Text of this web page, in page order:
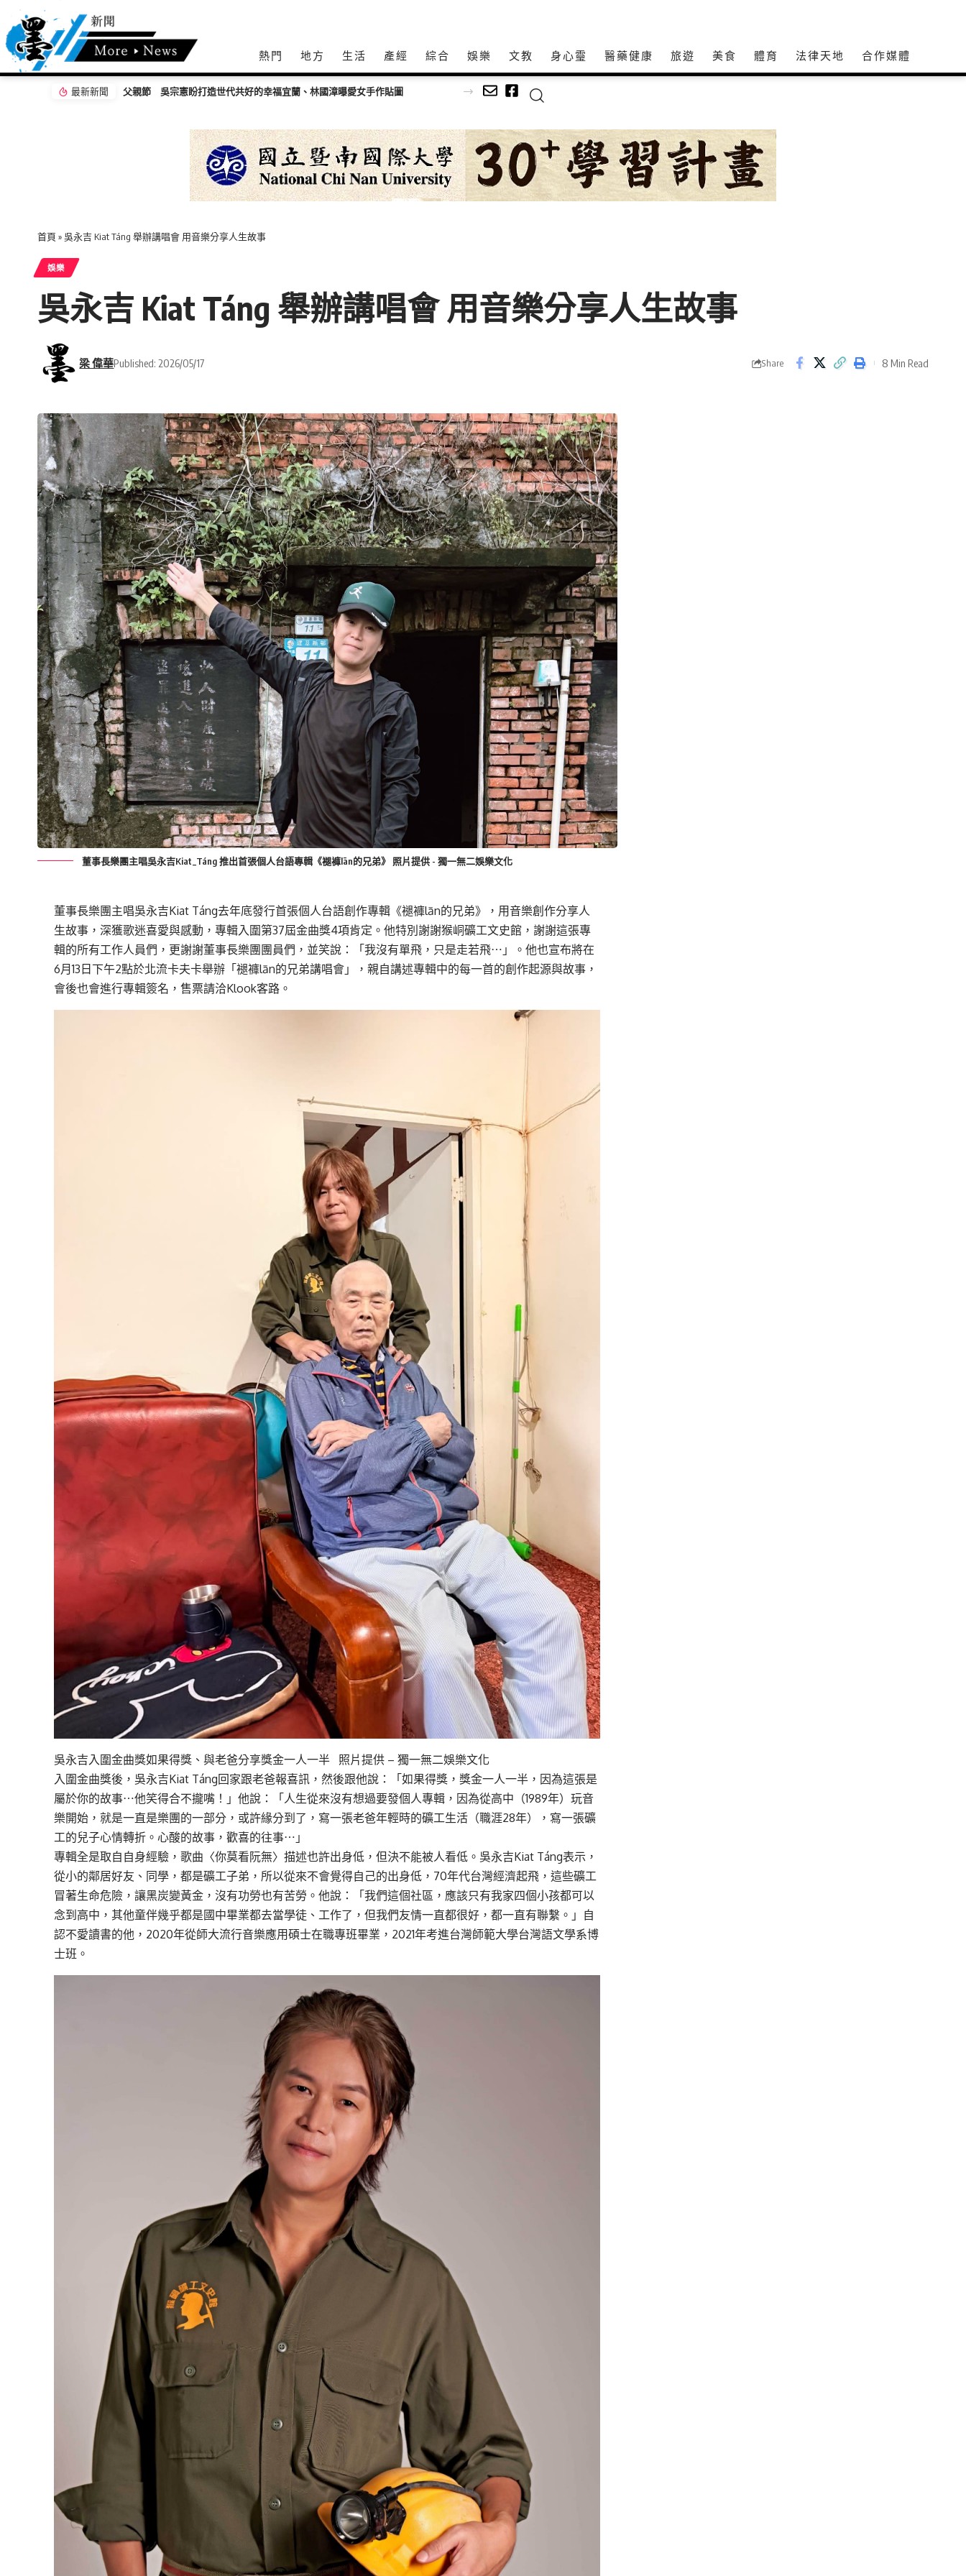
熱門 地方 生活 產經 綜合 娛樂 文教 身心𩆜 醫藥健康 旅遊 美食 體育 法律天地 合作媒體
最新新聞 三星、南澳2起火警 2名孩童自行逃出、消防人員霸氣扛出受困2樓的黑狗
首頁 »吳永吉 Kiat Táng 舉辦講唱會 用音樂分享人生故事
娛樂
吳永吉 Kiat Táng 舉辦講唱會 用音樂分享人生故事
梁 偉華Published: 2026/05/17 Share 8 Min Read
董事長樂團主唱吳永吉Kiat_Táng 推出首張個人台語專輯《褪褲lān的兄弟》 照片提供 - 獨一無二娛樂文化
董事長樂團主唱吳永吉Kiat Táng去年底發行首張個人台語創作專輯《褪褲lān的兄弟》，用音樂創作分享人
生故事，深獲歌迷喜愛與感動，專輯入圍第37屆金曲獎4項肯定。他特別謝謝猴峒礦工文史館，謝謝這張專
輯的所有工作人員們，更謝謝董事長樂團團員們，並笑說：「我沒有單飛，只是走若飛⋯」。他也宣布將在
6月13日下午2點於北流卡夫卡舉辦「褪褲lān的兄弟講唱會」，親自講述專輯中的每一首的創作起源與故事，
會後也會進行專輯簽名，售票請洽Klook客路。
吳永吉入圍金曲獎如果得獎、與老爸分享獎金一人一半 照片提供 – 獨一無二娛樂文化
入圍金曲獎後，吳永吉Kiat Táng回家跟老爸報喜訊，然後跟他說：「如果得獎，獎金一人一半，因為這張是
屬於你的故事⋯他笑得合不攏嘴！」他說：「人生從來沒有想過要發個人專輯，因為從高中（1989年）玩音
樂開始，就是一直是樂團的一部分，或許緣分到了，寫一張老爸年輕時的礦工生活（職涯28年），寫一張礦
工的兒子心情轉折。心酸的故事，歡喜的往事⋯」
專輯全是取自自身經驗，歌曲〈你莫看阮無〉描述也許出身低，但決不能被人看低。吳永吉Kiat Táng表示，
從小的鄰居好友、同學，都是礦工子弟，所以從來不會覺得自己的出身低，70年代台灣經濟起飛，這些礦工
冒著生命危險，讓黑炭變黃金，沒有功勞也有苦勞。他說：「我們這個社區，應該只有我家四個小孩都可以
念到高中，其他童伴幾乎都是國中畢業都去當學徒、工作了，但我們友情一直都很好，都一直有聯繫。」自
認不愛讀書的他，2020年從師大流行音樂應用碩士在職專班畢業，2021年考進台灣師範大學台灣語文學系博
士班。